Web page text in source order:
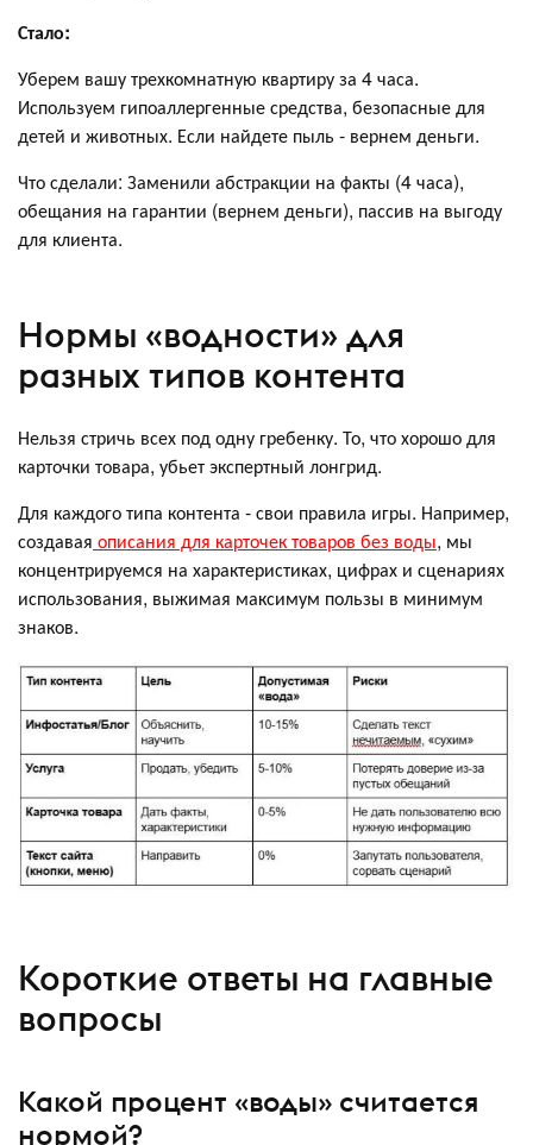
Стало:
Уберем вашу трехкомнатную квартиру за 4 часа.
Используем гипоаллергенные средства, безопасные для
детей и животных. Если найдете пыль - вернем деньги.
Что сделали: Заменили абстракции на факты (4 часа),
обещания на гарантии (вернем деньги), пассив на выгоду
для клиента.
Нормы «водности» для
разных типов контента
Нельзя стричь всех под одну гребенку. То, что хорошо для
карточки товара, убьет экспертный лонгрид.
Для каждого типа контента - свои правила игры. Например,
создавая описания для карточек товаров без воды, мы
концентрируемся на характеристиках, цифрах и сценариях
использования, выжимая максимум пользы в минимум
знаков.
Короткие ответы на главные
вопросы
Какой процент «воды» считается
нормой?